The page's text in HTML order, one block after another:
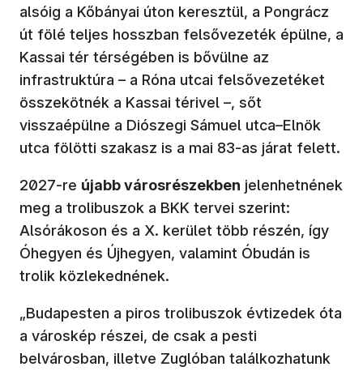
alsóig a Kőbányai úton keresztül, a Pongrácz
út fölé teljes hosszban felsővezeték épülne, a
Kassai tér térségében is bővülne az
infrastruktúra – a Róna utcai felsővezetéket
összekötnék a Kassai térivel –, sőt
visszaépülne a Diószegi Sámuel utca–Elnök
utca fölötti szakasz is a mai 83-as járat felett.
2027-re újabb városrészekben jelenhetnének
meg a trolibuszok a BKK tervei szerint:
Alsórákoson és a X. kerület több részén, így
Óhegyen és Újhegyen, valamint Óbudán is
trolik közlekednének.
„Budapesten a piros trolibuszok évtizedek óta
a városkép részei, de csak a pesti
belvárosban, illetve Zuglóban találkozhatunk